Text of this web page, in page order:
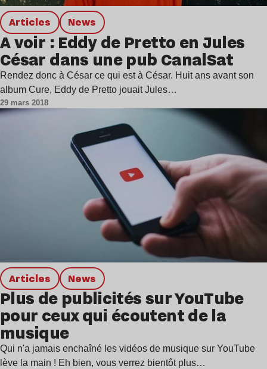
Articles news
A voir : Eddy de Pretto en Jules
César dans une pub CanalSat
Rendez donc à César ce qui est à César. Huit ans avant son
album Cure, Eddy de Pretto jouait Jules…
29 mars 2018
Articles news
Plus de publicités sur YouTube
pour ceux qui écoutent de la
musique
Qui n'a jamais enchaîné les vidéos de musique sur YouTube
lève la main ! Eh bien, vous verrez bientôt plus…